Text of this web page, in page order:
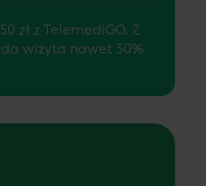
zł z TelemediGO. Z
wizyta nawet 50%